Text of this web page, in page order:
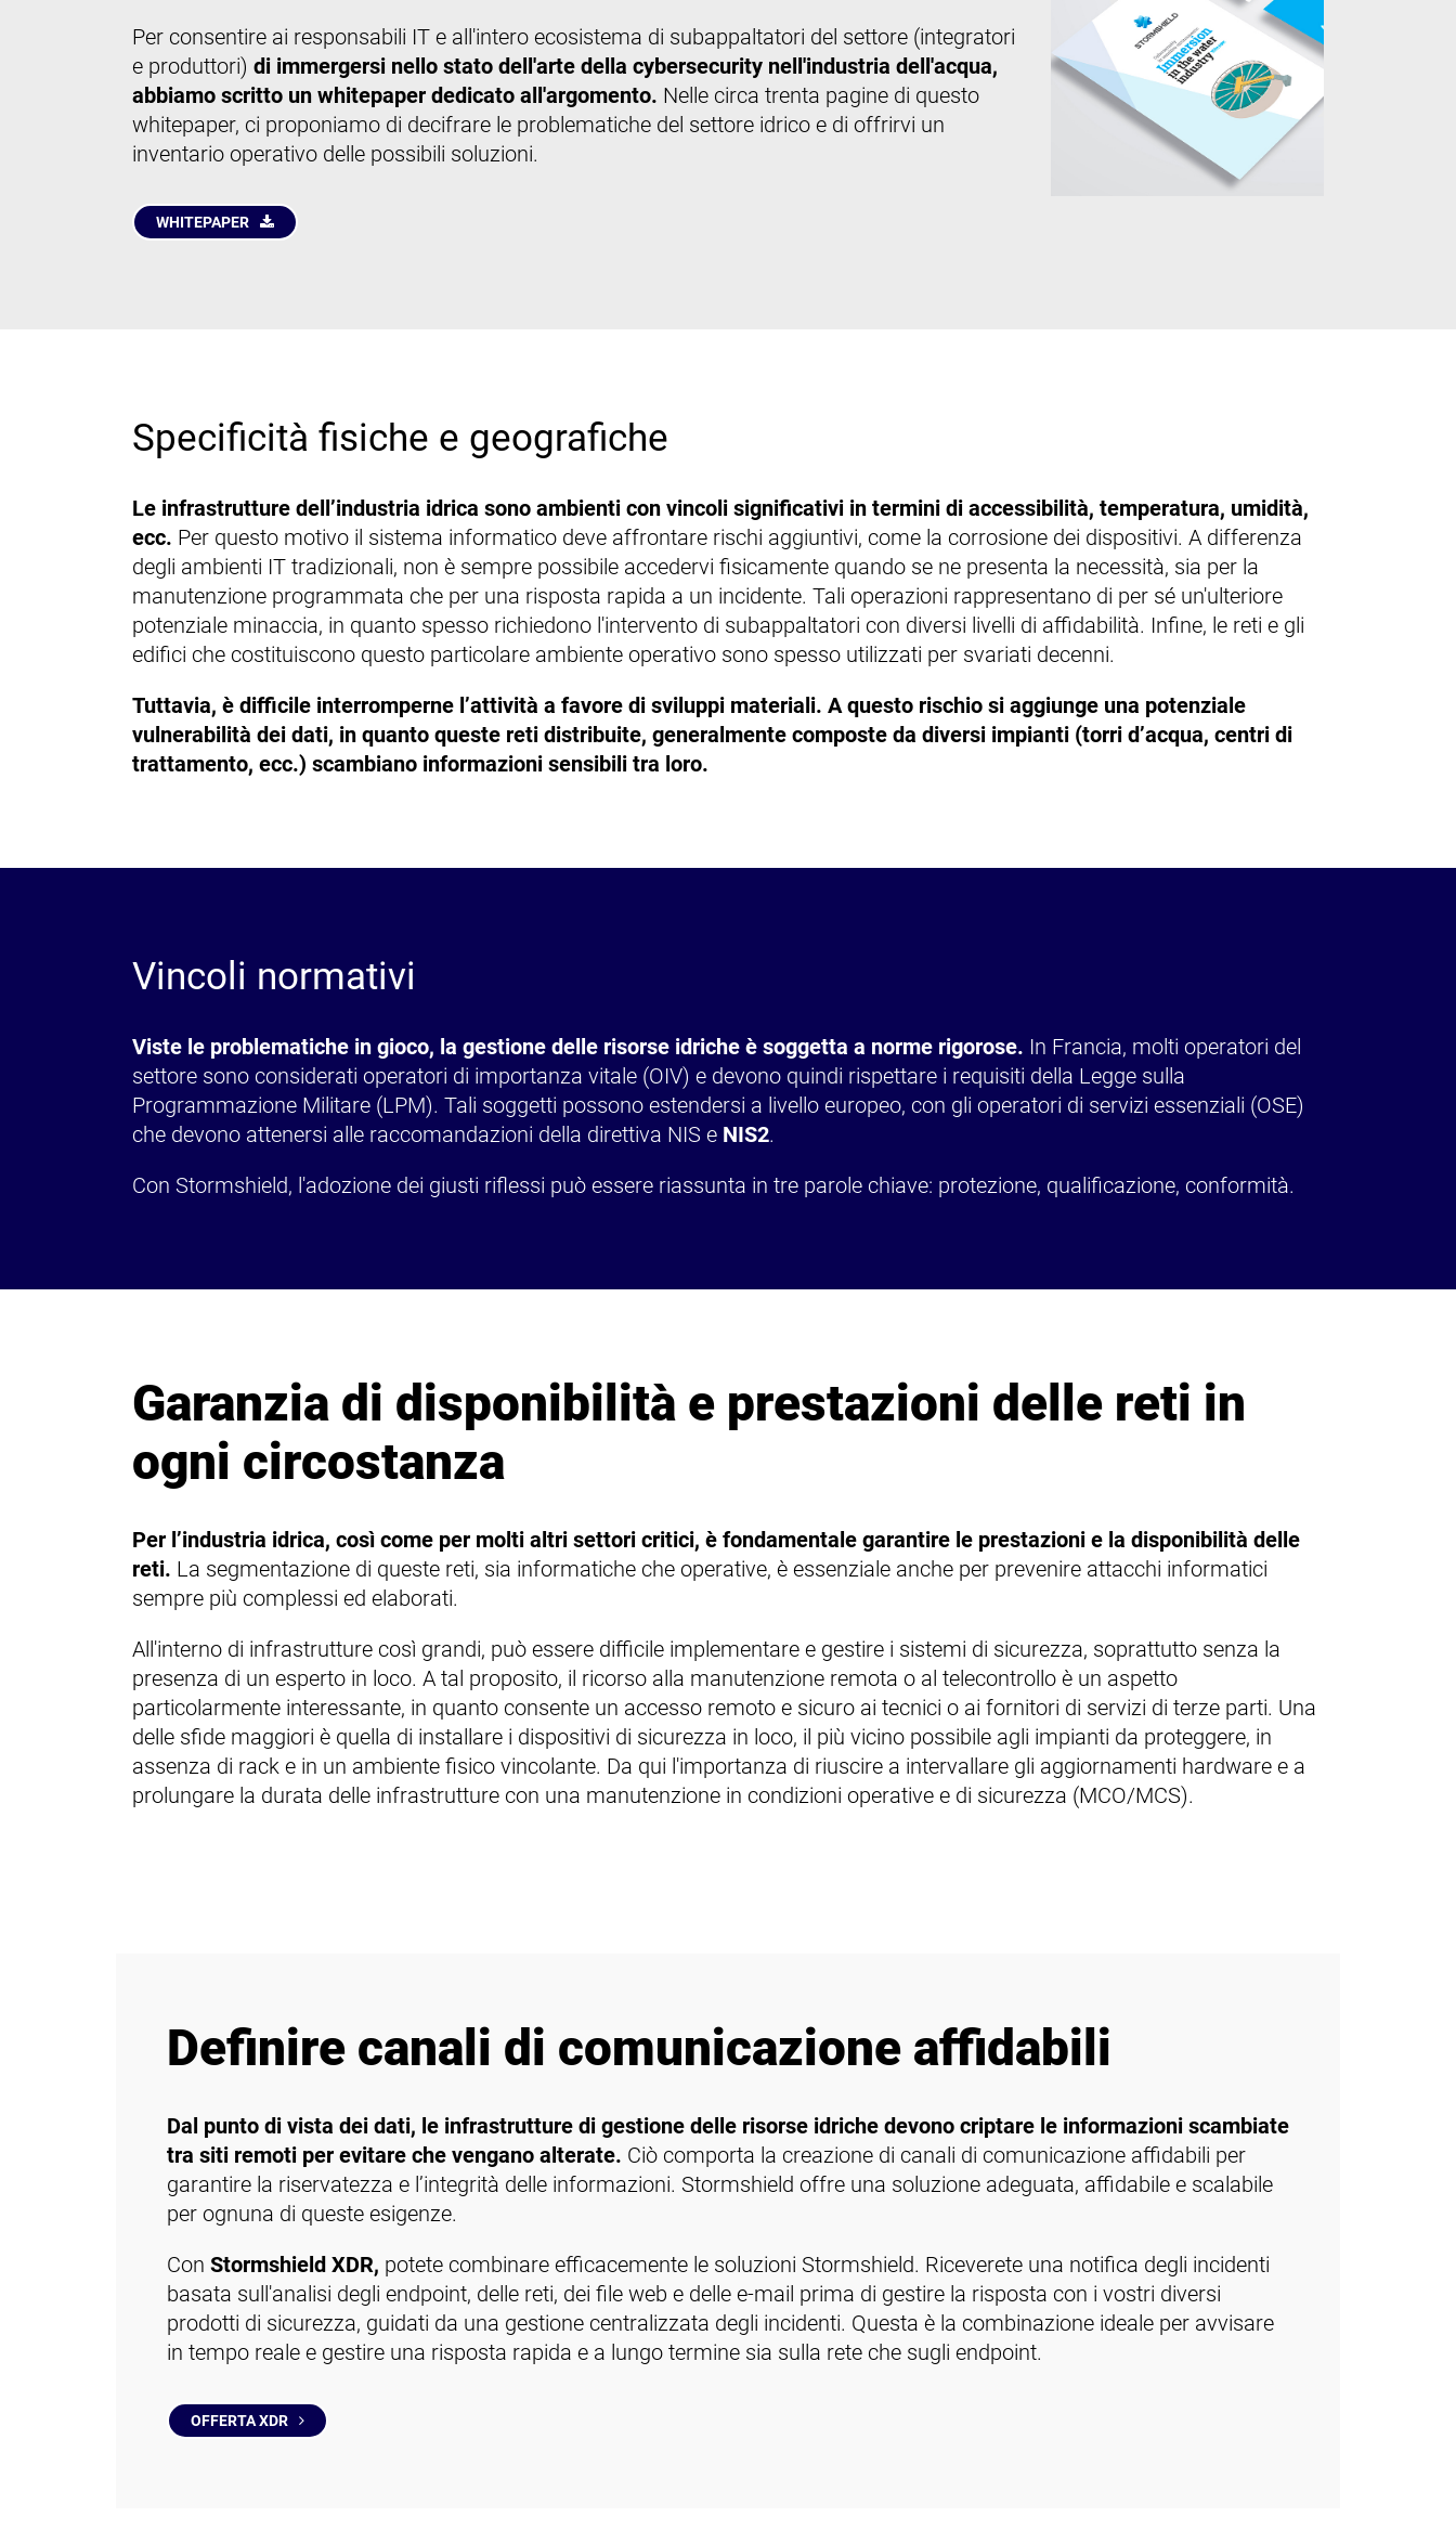
Per consentire ai responsabili IT e all'intero ecosistema di subappaltatori del settore (integratori
e produttori) di immergersi nello stato dell'arte della cybersecurity nell'industria dell'acqua,
abbiamo scritto un whitepaper dedicato all'argomento. Nelle circa trenta pagine di questo
whitepaper, ci proponiamo di decifrare le problematiche del settore idrico e di offrirvi un
inventario operativo delle possibili soluzioni.
WHITEPAPER
Specificità fisiche e geografiche
Le infrastrutture dell’industria idrica sono ambienti con vincoli significativi in termini di accessibilità, temperatura, umidità,
ecc. Per questo motivo il sistema informatico deve affrontare rischi aggiuntivi, come la corrosione dei dispositivi. A differenza
degli ambienti IT tradizionali, non è sempre possibile accedervi fisicamente quando se ne presenta la necessità, sia per la
manutenzione programmata che per una risposta rapida a un incidente. Tali operazioni rappresentano di per sé un'ulteriore
potenziale minaccia, in quanto spesso richiedono l'intervento di subappaltatori con diversi livelli di affidabilità. Infine, le reti e gli
edifici che costituiscono questo particolare ambiente operativo sono spesso utilizzati per svariati decenni.
Tuttavia, è difficile interromperne l’attività a favore di sviluppi materiali. A questo rischio si aggiunge una potenziale
vulnerabilità dei dati, in quanto queste reti distribuite, generalmente composte da diversi impianti (torri d’acqua, centri di
trattamento, ecc.) scambiano informazioni sensibili tra loro.
Vincoli normativi
Viste le problematiche in gioco, la gestione delle risorse idriche è soggetta a norme rigorose. In Francia, molti operatori del
settore sono considerati operatori di importanza vitale (OIV) e devono quindi rispettare i requisiti della Legge sulla
Programmazione Militare (LPM). Tali soggetti possono estendersi a livello europeo, con gli operatori di servizi essenziali (OSE)
che devono attenersi alle raccomandazioni della direttiva NIS e NIS2.
Con Stormshield, l'adozione dei giusti riflessi può essere riassunta in tre parole chiave: protezione, qualificazione, conformità.
Garanzia di disponibilità e prestazioni delle reti in
ogni circostanza
Per l’industria idrica, così come per molti altri settori critici, è fondamentale garantire le prestazioni e la disponibilità delle
reti. La segmentazione di queste reti, sia informatiche che operative, è essenziale anche per prevenire attacchi informatici
sempre più complessi ed elaborati.
All'interno di infrastrutture così grandi, può essere difficile implementare e gestire i sistemi di sicurezza, soprattutto senza la
presenza di un esperto in loco. A tal proposito, il ricorso alla manutenzione remota o al telecontrollo è un aspetto
particolarmente interessante, in quanto consente un accesso remoto e sicuro ai tecnici o ai fornitori di servizi di terze parti. Una
delle sfide maggiori è quella di installare i dispositivi di sicurezza in loco, il più vicino possibile agli impianti da proteggere, in
assenza di rack e in un ambiente fisico vincolante. Da qui l'importanza di riuscire a intervallare gli aggiornamenti hardware e a
prolungare la durata delle infrastrutture con una manutenzione in condizioni operative e di sicurezza (MCO/MCS).
Definire canali di comunicazione affidabili
Dal punto di vista dei dati, le infrastrutture di gestione delle risorse idriche devono criptare le informazioni scambiate
tra siti remoti per evitare che vengano alterate. Ciò comporta la creazione di canali di comunicazione affidabili per
garantire la riservatezza e l’integrità delle informazioni. Stormshield offre una soluzione adeguata, affidabile e scalabile
per ognuna di queste esigenze.
Con Stormshield XDR, potete combinare efficacemente le soluzioni Stormshield. Riceverete una notifica degli incidenti
basata sull'analisi degli endpoint, delle reti, dei file web e delle e-mail prima di gestire la risposta con i vostri diversi
prodotti di sicurezza, guidati da una gestione centralizzata degli incidenti. Questa è la combinazione ideale per avvisare
in tempo reale e gestire una risposta rapida e a lungo termine sia sulla rete che sugli endpoint.
OFFERTA XDR